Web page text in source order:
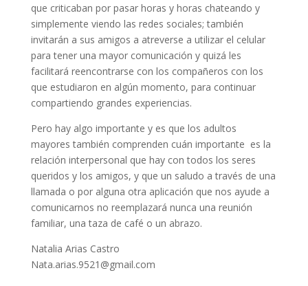
que criticaban por pasar horas y horas chateando y
simplemente viendo las redes sociales; también
invitarán a sus amigos a atreverse a utilizar el celular
para tener una mayor comunicación y quizá les
facilitará reencontrarse con los compañeros con los
que estudiaron en algún momento, para continuar
compartiendo grandes experiencias.
Pero hay algo importante y es que los adultos
mayores también comprenden cuán importante es la
relación interpersonal que hay con todos los seres
queridos y los amigos, y que un saludo a través de una
llamada o por alguna otra aplicación que nos ayude a
comunicarnos no reemplazará nunca una reunión
familiar, una taza de café o un abrazo.
Natalia Arias Castro
Nata.arias.9521@gmail.com